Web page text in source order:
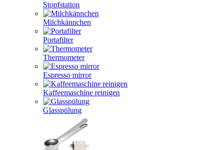
Stopfstation
Milchkännchen
Portafilter
Thermometer
Espresso mirror
Kaffeemaschine reinigen
Glasspülung